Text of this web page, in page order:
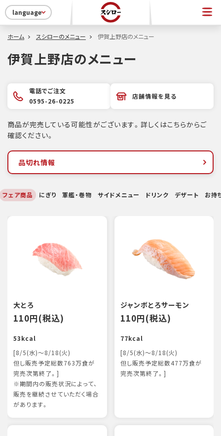
language
ホーム スシローのメニュー 伊賀上野店のメニュー
伊賀上野店のメニュー
電話でご注文
0595-26-0225
店舗情報を見る
商品が完売している可能性がございます。詳しくはこちらからご
確認ください。
品切れ情報
フェア商品 にぎり 軍艦・巻物 サイドメニュー ドリンク デザート お持
大とろ
110円(税込)
53kcal
[8/5(水)～8/18(火)
但し販売予定総数763万食が
完売次第終了。]
※期間内の販売状況によって、
販売を継続させていただく場合
があります。
ジャンボとろサーモン
110円(税込)
77kcal
[8/5(水)～8/18(火)
但し販売予定総数477万食が
完売次第終了。]